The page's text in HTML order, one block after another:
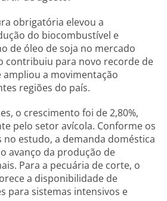
obrigatória elevou a
do biocombustível e
de óleo de soja no mercado
contribuiu para novo recorde de
ampliou a movimentação
regiões do país.
o crescimento foi de 2,80%,
pelo setor avícola. Conforme os
estudo, a demanda doméstica
avanço da produção de
Para a pecuária de corte, o
a disponibilidade de
para sistemas intensivos e